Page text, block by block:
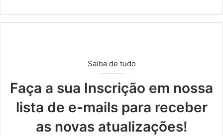
Saiba de tudo
Faça a sua Inscrição em nossa
lista de e-mails para receber
as novas atualizações!